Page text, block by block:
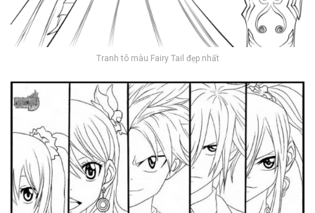
Tranh tô màu Fairy Tail đẹp nhất